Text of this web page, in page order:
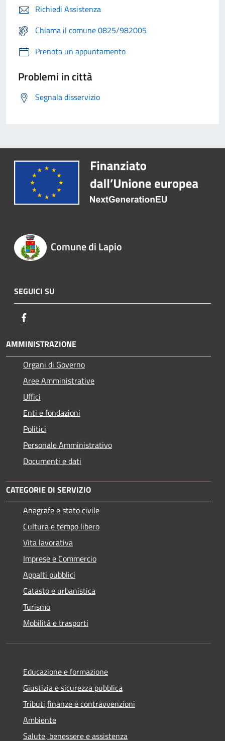
Richiedi Assistenza
Chiama il comune 0825/982005
Prenota un appuntamento
Problemi in città
Segnala disservizio
Comune di Lapio
SEGUICI SU
AMMINISTRAZIONE
Organi di Governo
Aree Amministrative
Uffici
Enti e fondazioni
Politici
Personale Amministrativo
Documenti e dati
CATEGORIE DI SERVIZIO
Anagrafe e stato civile
Cultura e tempo libero
Vita lavorativa
Imprese e Commercio
Appalti pubblici
Catasto e urbanistica
Turismo
Mobilità e trasporti
Educazione e formazione
Giustizia e sicurezza pubblica
Tributi,finanze e contravvenzioni
Ambiente
Salute, benessere e assistenza